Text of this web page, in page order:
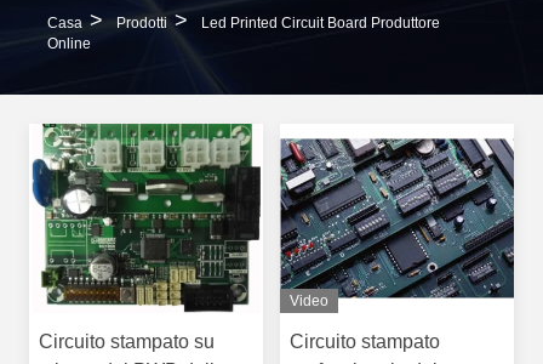
Casa > Prodotti >
Led Printed Circuit Board Produttore
Online
Circuito stampato su
Video
Circuito stampato